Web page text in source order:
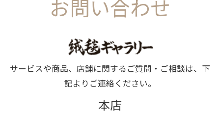
お問い合わせ
サービスや商品、店舗に関するご質問・ご相談は、下
記よりご連絡ください。
本店